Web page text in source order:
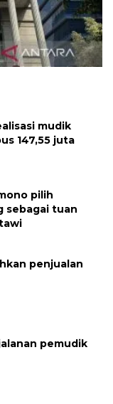
perihal isbat
mudik
147,55 juta
pilih
sebagai tuan
penjualan
pemudik